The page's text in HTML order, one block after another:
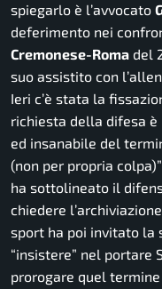
spiegarlo è l’avvocato
deferimento nei
Cremonese-Roma del
suo assistito con
Ieri c’è stata la
richiesta della difesa
ed insanabile del
(non per propria colpa)”
ha sottolineato il
chiedere
sport ha poi invitato la
“insistere” nel portare
prorogare quel